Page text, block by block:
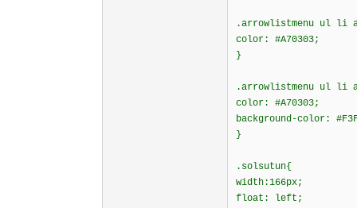
.arrowlistmenu ul li
color: #A70303;
}
.arrowlistmenu ul li
color: #A70303;
background-color:
}
.solsutun{
width:166px;
float: left;